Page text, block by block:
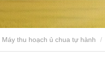
Máy thu hoạch ủ chua tự hành